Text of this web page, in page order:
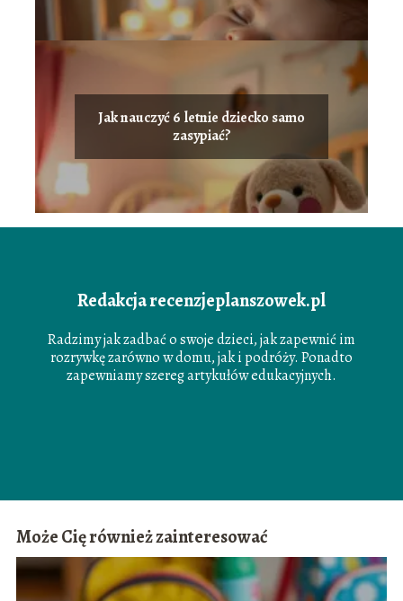
Jak nauczyć 6 letnie dziecko samo
zasypiać?
Redakcja recenzjeplanszowek.pl
Radzimy jak zadbać o swoje dzieci, jak zapewnić im
rozrywkę zarówno w domu, jak i podróży. Ponadto
zapewniamy szereg artykułów edukacyjnych.
Może Cię również zainteresować